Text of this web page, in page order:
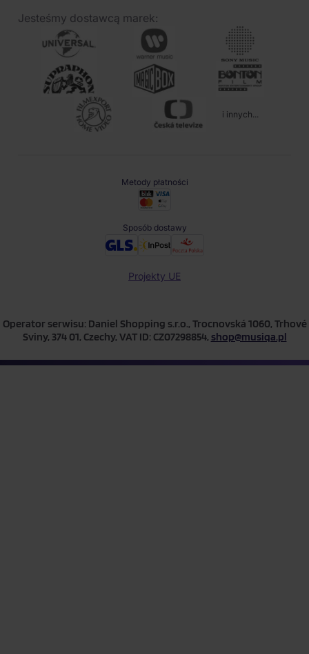
Jesteśmy dostawcą marek:
i innych...
Metody płatności
Sposób dostawy
Projekty UE
Operator serwisu: Daniel Shopping s.r.o., Trocnovská 1060, Trhové
Sviny, 374 01, Czechy, VAT ID: CZ07298854, shop@musiqa.pl